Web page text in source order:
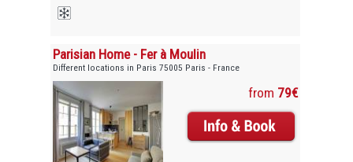
Parisian Home - Fer à Moulin
Different locations in Paris 75005 Paris - France
from 79€